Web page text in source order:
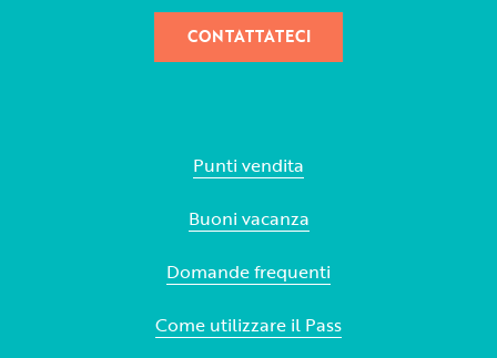
CONTATTATECI
Punti vendita
Buoni vacanza
Domande frequenti
Come utilizzare il Pass